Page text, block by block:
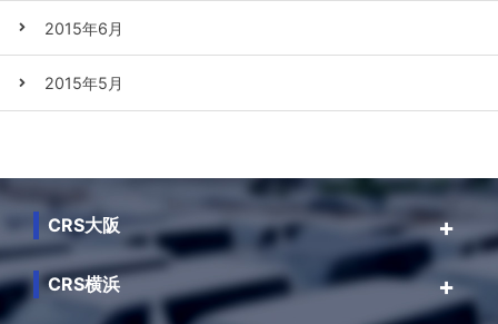
2015年6月
2015年5月
CRS大阪
CRS横浜